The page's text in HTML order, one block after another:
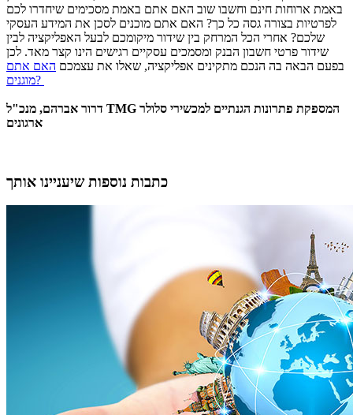
באמת ארוחות חינם וחשבו שוב האם אתם באמת מסכימים שיחדרו לכם
לפרטיות בצורה גסה כל כך? האם אתם מוכנים לסכן את המידע העסקי
שלכם? אחרי הכל המרחק בין שידור מיקומכם לבעל האפליקציה לבין
שידור פרטי חשבון הבנק ומסמכים עסקיים רגישים הינו קצר מאד. לכן
בפעם הבאה בה הנכם מתקינים אפליקציה, שאלו את עצמכם האם אתם
מוגנים?
דרור אברהם, מנכ"ל TMG המספקת פתרונות הגנתיים למכשירי סלולר
ארגונים
כתבות נוספות שיעניינו אותך